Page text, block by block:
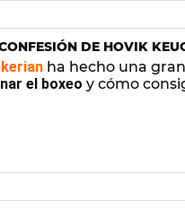
DE HOVIK
UN 6 DE MAYO"
ha hecho una
el boxeo y cómo